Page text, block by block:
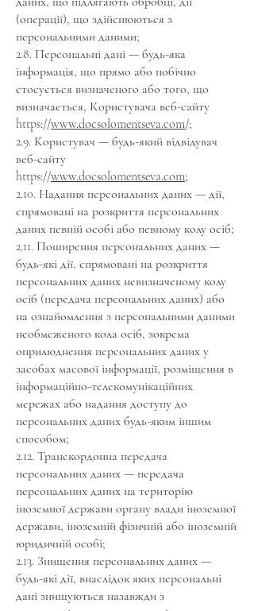
(операції), що здійснюються з
персональними даними;
2.8. Персональні дані — будь-яка
інформація, що прямо або побічно
стосується визначеного або того, що
визначається, Користувача веб-сайту
https://www.docsolomentseva.com/;
2.9. Користувач — будь-який відвідувач
веб-сайту
https://www.docsolomentseva.com;
2.10. Надання персональних даних — дії,
спрямовані на розкриття персональних
даних певній особі або певному колу осіб;
2.11. Поширення персональних даних —
будь-які дії, спрямовані на розкриття
персональних даних невизначеному колу
осіб (передача персональних даних) або
на ознайомлення з персональними даними
необмеженого кола осіб, зокрема
оприлюднення персональних даних у
засобах масової інформації, розміщення в
інформаційно-телекомунікаційних
мережах або надання доступу до
персональних даних будь-яким іншим
способом;
2.12. Транскордонна передача
персональних даних — передача
персональних даних на територію
іноземної держави органу влади іноземної
держави, іноземній фізичній або іноземній
юридичній особі;
2.13. Знищення персональних даних —
будь-які дії, внаслідок яких персональні
дані знищуються назавжди з